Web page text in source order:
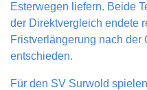
Esterwegen liefern. Beide
der Direktvergleich endete
Fristverlängerung nach
entschieden.
Für den SV Surwold